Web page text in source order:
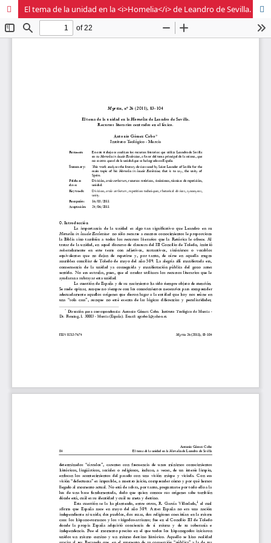
El tema de la unidad en la <i>Homelia</i> de Leandro de Sevilla. Recursos literarios centrados en el léxico